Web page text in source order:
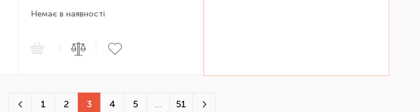
Немає в наявності
1 2 3 4 5 ... 51